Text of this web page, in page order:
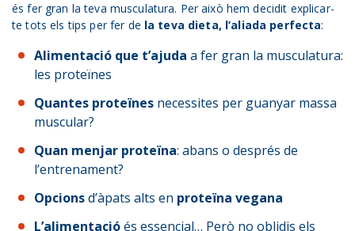
és fer gran la teva musculatura. Per això hem decidit explicar-
te tots els tips per fer de la teva dieta, l’aliada perfecta:
Alimentació que t’ajuda a fer gran la musculatura:
les proteïnes
Quantes proteïnes necessites per guanyar massa
muscular?
Quan menjar proteïna: abans o després de
l’entrenament?
Opcionsd’àpats alts en proteïna vegana
L’alimentacióés essencial… Però no oblidis els